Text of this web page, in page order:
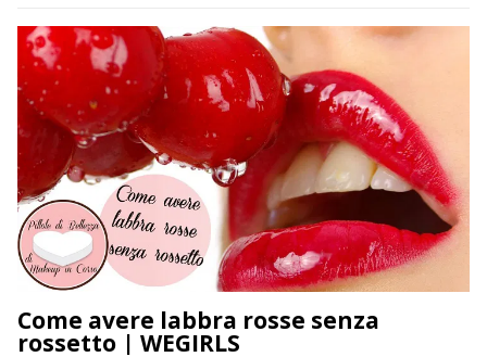
Come avere labbra rosse senza
rossetto | WEGIRLS